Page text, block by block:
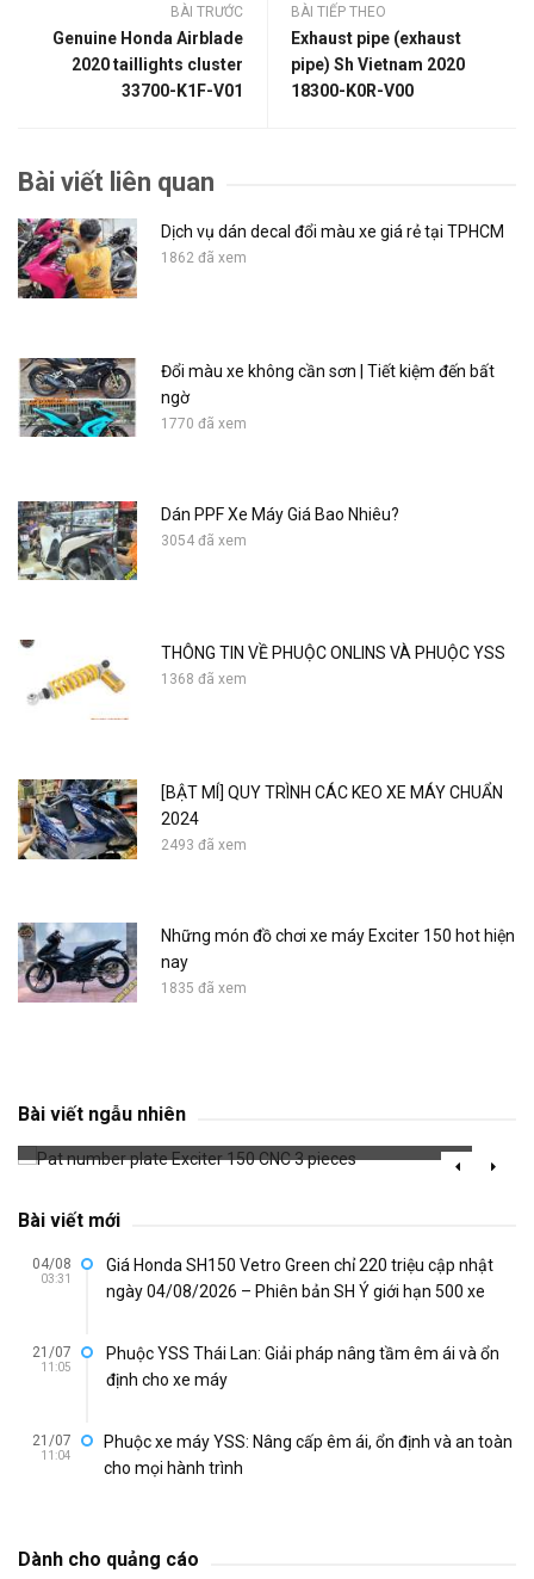
BÀI TRƯỚC
Genuine Honda Airblade
2020 taillights cluster
33700-K1F-V01
BÀI TIẾP THEO
Exhaust pipe (exhaust
pipe) Sh Vietnam 2020
18300-K0R-V00
Bài viết liên quan
Dịch vụ dán decal đổi màu xe giá rẻ tại TPHCM
1862 đã xem
Đổi màu xe không cần sơn | Tiết kiệm đến bất
ngờ
1770 đã xem
Dán PPF Xe Máy Giá Bao Nhiêu?
3054 đã xem
THÔNG TIN VỀ PHUỘC ONLINS VÀ PHUỘC YSS
1368 đã xem
[BẬT MÍ] QUY TRÌNH CÁC KEO XE MÁY CHUẨN
2024
2493 đã xem
Những món đồ chơi xe máy Exciter 150 hot hiện
nay
1835 đã xem
Bài viết ngẫu nhiên
Pat number plate Exciter 150 CNC 3 pieces
Bài viết mới
04/08
03:31
Giá Honda SH150 Vetro Green chỉ 220 triệu cập nhật
ngày 04/08/2026 – Phiên bản SH Ý giới hạn 500 xe
21/07
11:05
Phuộc YSS Thái Lan: Giải pháp nâng tầm êm ái và ổn
định cho xe máy
21/07
11:04
Phuộc xe máy YSS: Nâng cấp êm ái, ổn định và an toàn
cho mọi hành trình
Dành cho quảng cáo